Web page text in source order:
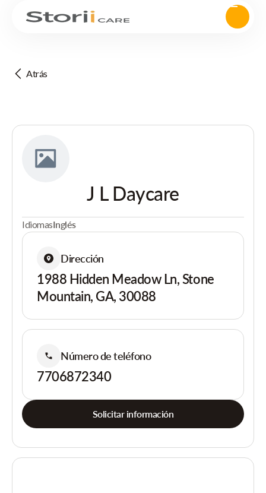
Atrás
J L Daycare
IdiomasInglés
Dirección
1988 Hidden Meadow Ln, Stone
Mountain, GA, 30088
Número de teléfono
7706872340
Solicitar información